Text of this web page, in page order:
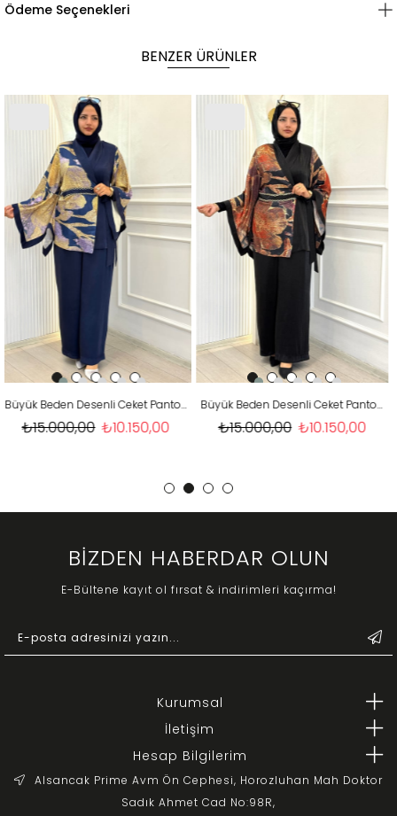
Ödeme Seçenekleri
BENZER ÜRÜNLER
Büyük Beden Desenli Ceket Pantolonlu Takım Lacivert OTW46930 Büyük Beden Desenli Ceket Pantolonlu Takım Siyah OTW46930
₺10.150,00
₺15.000,00 ₺10.750,00
₺15.000,00
BİZDEN HABERDAR OLUN
E-Bültene kayıt ol fırsat & indirimleri kaçırma!
Kurumsal
İletişim
Hesap Bilgilerim
Alsancak Prime Avm Ön Cephesi, Horozluhan Mah Doktor
Sadık Ahmet Cad No:98R,